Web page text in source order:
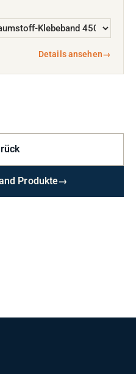
Details ansehen→
Produkte→